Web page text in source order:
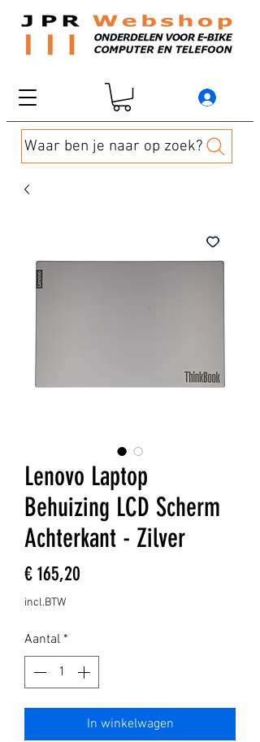
Waar ben je naar op zoek?
Lenovo Laptop
Behuizing LCD Scherm
Achterkant - Zilver
€ 165,20
incl.BTW
Aantal *
In winkelwagen